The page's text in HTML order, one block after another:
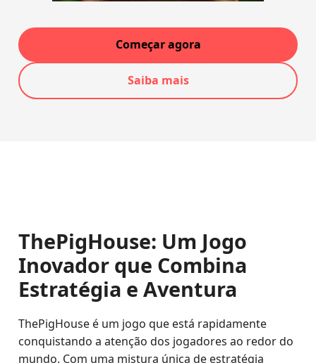
Começar agora
Saiba mais
ThePigHouse: Um Jogo
Inovador que Combina
Estratégia e Aventura
ThePigHouse é um jogo que está rapidamente
conquistando a atenção dos jogadores ao redor do
mundo. Com uma mistura única de estratégia